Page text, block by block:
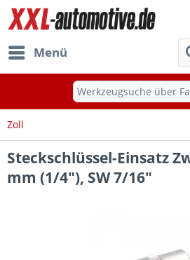
Menü
Werkzeugsuche über
Zoll
Steckschlüssel-Einsatz
mm (1/4"), SW 7/16"